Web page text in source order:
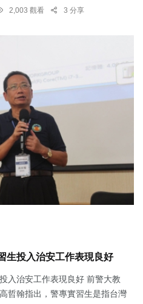
2,003 觀看 3 分享
生投入治安工作表現良好
入治安工作表現良好 前警大教
哲翰指出，警專實習生是指台灣